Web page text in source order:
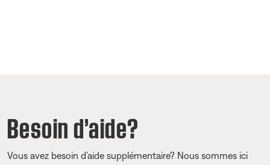
Besoin d’aide?
Vous avez besoin d’aide supplémentaire? Nous sommes ici